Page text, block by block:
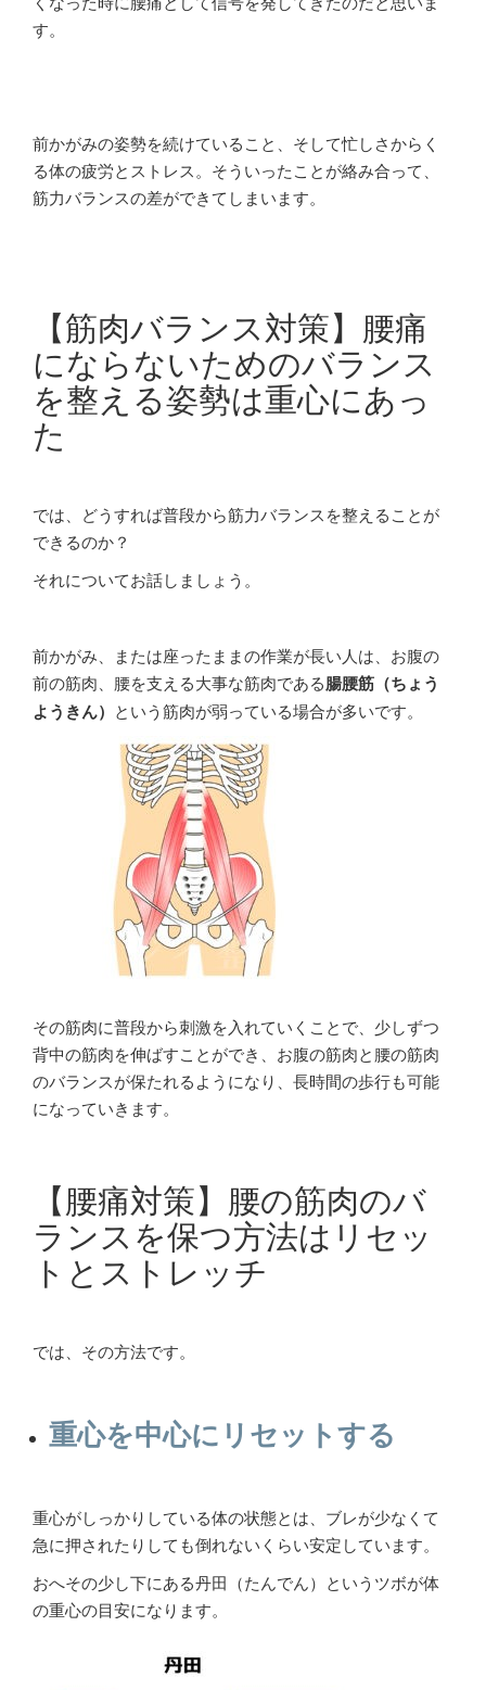
す。
前かがみの姿勢を続けていること、そして忙しさからく
る体の疲労とストレス。そういったことが絡み合って、
筋力バランスの差ができてしまいます。
【筋肉バランス対策】腰痛
にならないためのバランス
を整える姿勢は重心にあっ
た
では、どうすれば普段から筋力バランスを整えることが
できるのか？
それについてお話しましょう。
前かがみ、または座ったままの作業が長い人は、お腹の
前の筋肉、腰を支える大事な筋肉である腸腰筋（ちょう
ようきん） という筋肉が弱っている場合が多いです。
その筋肉に普段から刺激を入れていくことで、少しずつ
背中の筋肉を伸ばすことができ、お腹の筋肉と腰の筋肉
のバランスが保たれるようになり、長時間の歩行も可能
になっていきます。
【腰痛対策】腰の筋肉のバ
ランスを保つ方法はリセッ
トとストレッチ
では、その方法です。
重心を中心にリセットする
重心がしっかりしている体の状態とは、ブレが少なくて
急に押されたりしても倒れないくらい安定しています。
おへその少し下にある丹田（たんでん）というツボが体
の重心の目安になります。